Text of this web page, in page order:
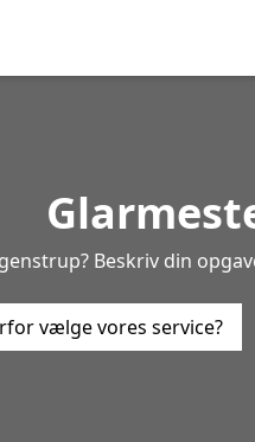
Beskriv din
vælge vores service?